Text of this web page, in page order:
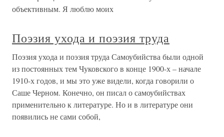
объективным. Я люблю моих
Поэзия ухода и поэзия труда
Поэзия ухода и поэзия труда Самоубийства были одной
из постоянных тем Чуковского в конце 1900-х – начале
1910-х годов, и мы это уже видели, когда говорили о
Саше Черном. Конечно, он писал о самоубийствах
применительно к литературе. Но и в литературе они
появились не сами собой,